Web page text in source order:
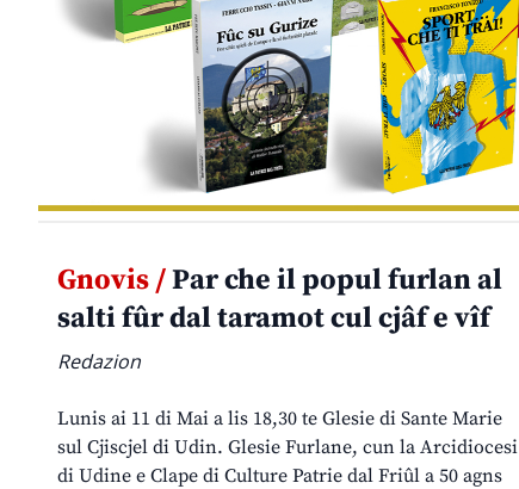
Gnovis /Par che il popul furlan al
salti fûr dal taramot cul cjâf e vîf
Redazion
Lunis ai 11 di Mai a lis 18,30 te Glesie di Sante Marie
sul Cjiscjel di Udin. Glesie Furlane, cun la Arcidiocesi
di Udine e Clape di Culture Patrie dal Friûl a 50 agns